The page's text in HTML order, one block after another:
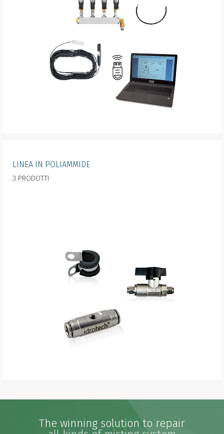
LINEA IN POLIAMMIDE
3 PRODOTTI
The winning solution to repair